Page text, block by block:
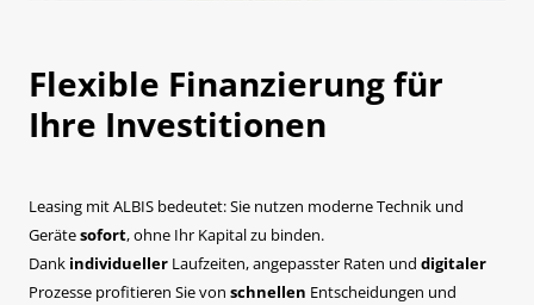
Flexible Finanzierung für
Ihre Investitionen
Leasing mit ALBIS bedeutet: Sie nutzen moderne Technik und
Gerätesofort, ohne Ihr Kapital zu binden.
Dank individueller Laufzeiten, angepasster Raten und digitaler
Prozesse profitieren Sie von schnellen Entscheidungen und